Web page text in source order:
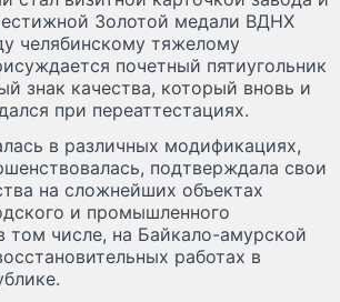
Золотой медали ВДНХ
челябинскому тяжелому
почетный пятиугольник
знак качества, который вновь и
при переаттестациях.
в различных модификациях,
подтверждала свои
на сложнейших объектах
и промышленного
том числе, на Байкало-амурской
работах в